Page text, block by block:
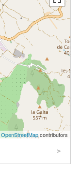
OpenStreetMapcontributors